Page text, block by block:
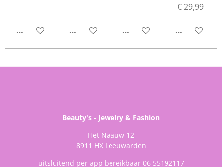
IN WINKELWAGENIN WINKELWAGENIN WINKELWAGEN
€ 29,99
IN
Beauty's - Jewelry & Fashion
Het Naauw 12
8911 HX Leeuwarden
uitsluitend per app bereikbaar 06 55192117